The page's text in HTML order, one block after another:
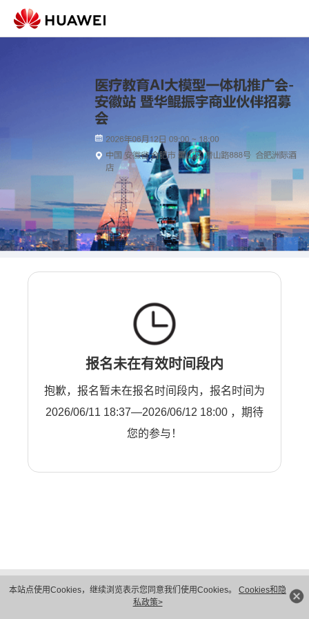
本站点使用Cookies，继续浏览表示您同意我们使用Cookies。 Cookies和隐
私政策>
报名未在有效时间段内
抱歉，报名暂未在报名时间段内，报名时间为
2026/06/11 18:37—2026/06/12 18:00 ，期待
您的参与！
隐私保护
法律声明